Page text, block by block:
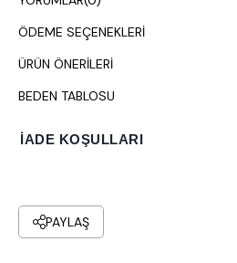
ÖDEME SEÇENEKLERI
ÜRÜN ÖNERILERI
BEDEN TABLOSU
İADE KOŞULLARI
PAYLAŞ